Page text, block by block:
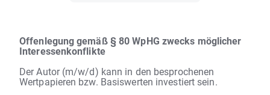
Offenlegung gemäß § 80 WpHG zwecks möglicher
Interessenkonflikte
Der Autor (m/w/d) kann in den besprochenen
Wertpapieren bzw. Basiswerten investiert sein.